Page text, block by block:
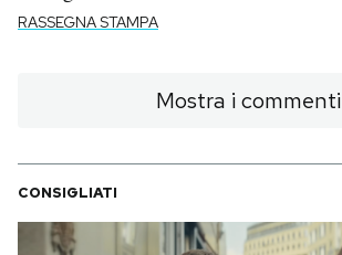
RASSEGNA STAMPA
Mostra i commenti
CONSIGLIATI